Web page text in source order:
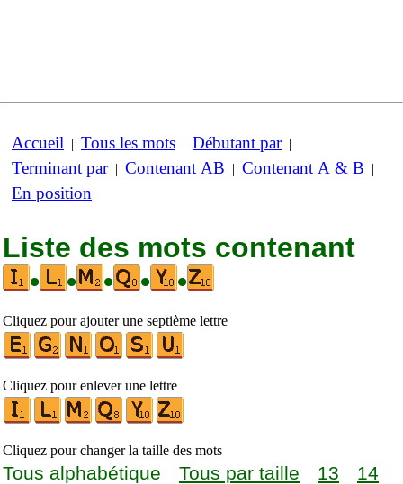
Accueil | Tous les mots | Débutant par|
Terminant par| Contenant AB | Contenant A & B |
En position
Liste des mots contenant
•
• • • •
Cliquez pour ajouter une septième lettre
Cliquez pour enlever une lettre
Cliquez pour changer la taille des mots
Tous alphabétique Tous par taille 13 14